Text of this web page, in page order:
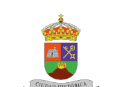
contenido